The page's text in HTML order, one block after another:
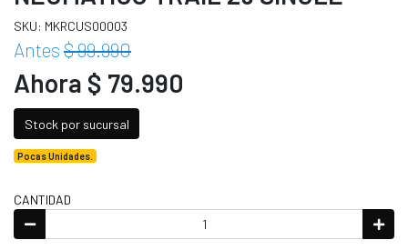
SKU: MKRCUS00003
Antes $ 99.990
Ahora $ 79.990
Stock por sucursal
Pocas Unidades.
CANTIDAD